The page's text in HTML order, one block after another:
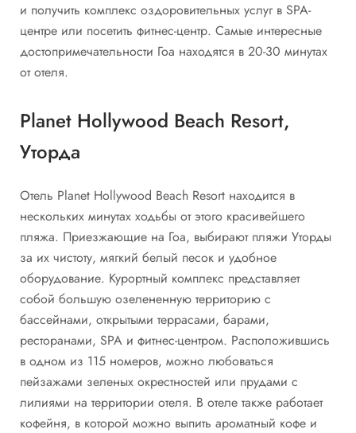
и получить комплекс оздоровительных услуг в SPA-
центре или посетить фитнес-центр. Самые интересные
достопримечательности Гоа находятся в 20-30 минутах
от отеля.
Planet Hollywood Beach Resort,
Уторда
Отель Planet Hollywood Beach Resort находится в
нескольких минутах ходьбы от этого красивейшего
пляжа. Приезжающие на Гоа, выбирают пляжи Уторды
за их чистоту, мягкий белый песок и удобное
оборудование. Курортный комплекс представляет
собой большую озелененную территорию с
бассейнами, открытыми террасами, барами,
ресторанами, SPA и фитнес-центром. Расположившись
в одном из 115 номеров, можно любоваться
пейзажами зеленых окрестностей или прудами с
лилиями на территории отеля. В отеле также работает
кофейня, в которой можно выпить ароматный кофе и